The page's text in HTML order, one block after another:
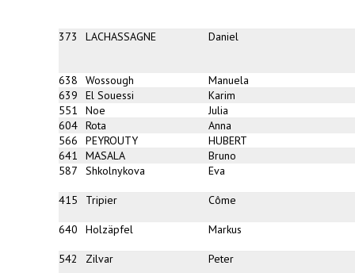
373 LACHASSAGNE Daniel
638 Wossough
Manuela
639
El Souessi
Karim
551
Noe
Julia
604 Rota
Anna
566
PEYROUTY
HUBERT
641
MASALA
Bruno
587
Shkolnykova Eva
415 Tripier Côme
640 Holzäpfel Markus
542 Zilvar Peter